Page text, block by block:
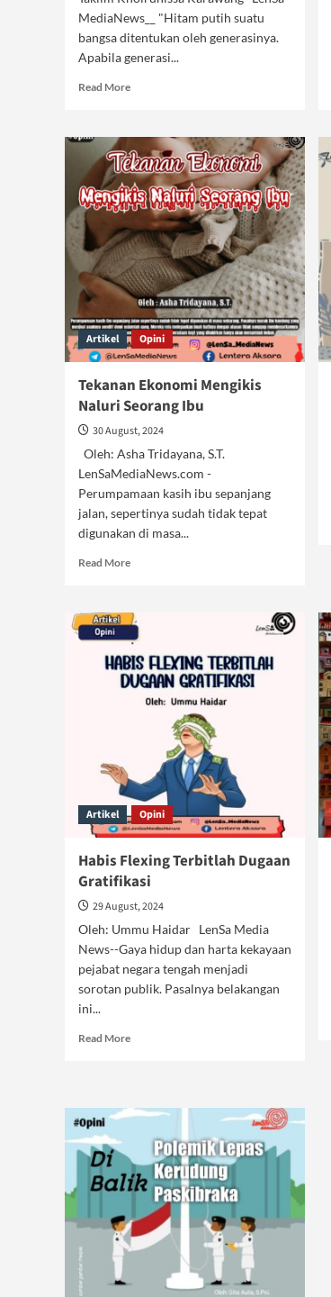
MediaNews__ "Hitam putih suatu
bangsa ditentukan oleh generasinya.
Apabila generasi...
Read MoreRead
Selamatkan
Generasi
dari
Darurat
Seks
Bebas
dan
LGBT
Artikel Opini
Tekanan Ekonomi Mengikis
Naluri Seorang Ibu
30 August, 2024
Oleh: Asha Tridayana, S.T.
LenSaMediaNews.com -
Perumpamaan kasih ibu sepanjang
jalan, sepertinya sudah tidak tepat
digunakan di masa...
Read MoreRead
Tekanan
Ekonomi
Mengikis
Naluri
Seorang
Artikel Opini
Habis Flexing Terbitlah Dugaan
Gratifikasi
29 August, 2024
Oleh: Ummu Haidar LenSa Media
News--Gaya hidup dan harta kekayaan
pejabat negara tengah menjadi
sorotan publik. Pasalnya belakangan
ini...
Read MoreRead
Terbitlah
Dugaan
Gratifikasi